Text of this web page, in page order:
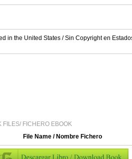
in the United States / Sin Copyright en
FILES/ FICHERO EBOOK
File Name / Nombre Fichero